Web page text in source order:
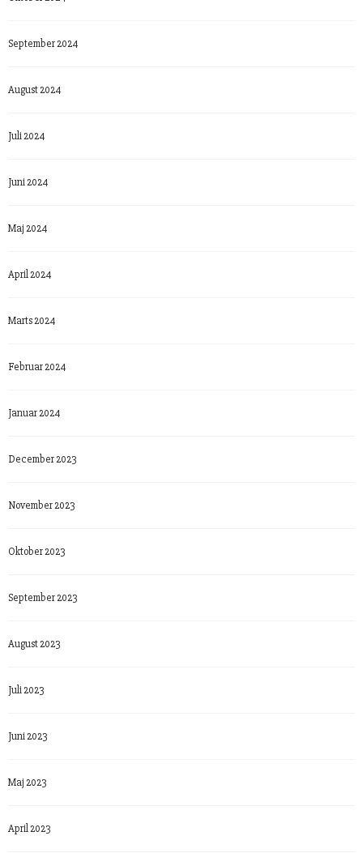
September 2024
August 2024
Juli 2024
Juni 2024
Maj 2024
April 2024
Marts 2024
Februar 2024
Januar 2024
December 2023
November 2023
Oktober 2023
September 2023
August 2023
Juli 2023
Juni 2023
Maj 2023
April 2023